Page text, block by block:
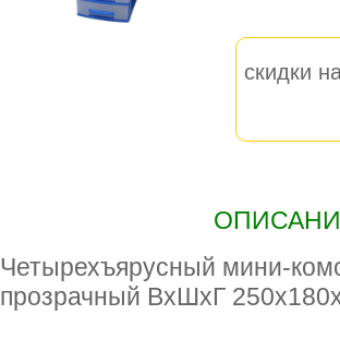
скидки
Четырехъярусный мини-
прозрачный ВxШxГ